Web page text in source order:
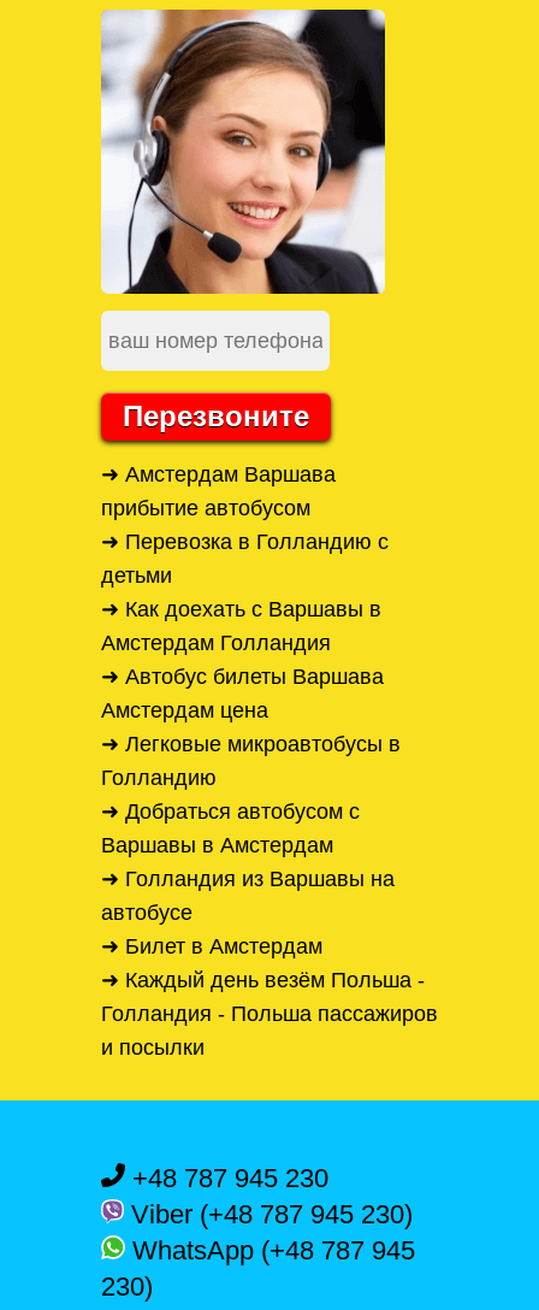
Перезвоните
➜ Амстердам Варшава
прибытие автобусом
➜ Перевозка в Голландию с
детьми
➜ Как доехать с Варшавы в
Амстердам Голландия
➜ Автобус билеты Варшава
Амстердам цена
➜ Легковые микроавтобусы в
Голландию
➜ Добраться автобусом с
Варшавы в Амстердам
➜ Голландия из Варшавы на
автобусе
➜ Билет в Амстердам
➜ Каждый день везём Польша -
Голландия - Польша пассажиров
и посылки
+48 787 945 230
Viber (+48 787 945 230)
WhatsApp (+48 787 945
230)